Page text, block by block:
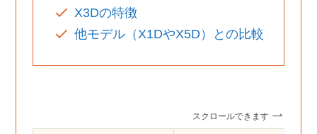
X3Dの特徴
他モデル（X1DやX5D）との比較
スクロールできます